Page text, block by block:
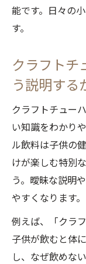
能です。日々の
す。
クラフトチ
う説明する
クラフトチュー
い知識をわかり
ル飲料は子供の
けが楽しむ特別
う。曖昧な説明
やすくなります。
例えば、「クラ
子供が飲むと体
し、なぜ飲めな